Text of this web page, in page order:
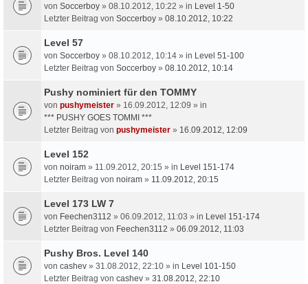
von Soccerboy » 08.10.2012, 10:22 » in Level 1-50
Letzter Beitrag von Soccerboy » 08.10.2012, 10:22
Level 57
von Soccerboy » 08.10.2012, 10:14 » in Level 51-100
Letzter Beitrag von Soccerboy » 08.10.2012, 10:14
Pushy nominiert für den TOMMY
von pushymeister » 16.09.2012, 12:09 » in
*** PUSHY GOES TOMMI ***
Letzter Beitrag von pushymeister » 16.09.2012, 12:09
Level 152
von noiram » 11.09.2012, 20:15 » in Level 151-174
Letzter Beitrag von noiram » 11.09.2012, 20:15
Level 173 LW 7
von Feechen3112 » 06.09.2012, 11:03 » in Level 151-174
Letzter Beitrag von Feechen3112 » 06.09.2012, 11:03
Pushy Bros. Level 140
von cashev » 31.08.2012, 22:10 » in Level 101-150
Letzter Beitrag von cashev » 31.08.2012, 22:10